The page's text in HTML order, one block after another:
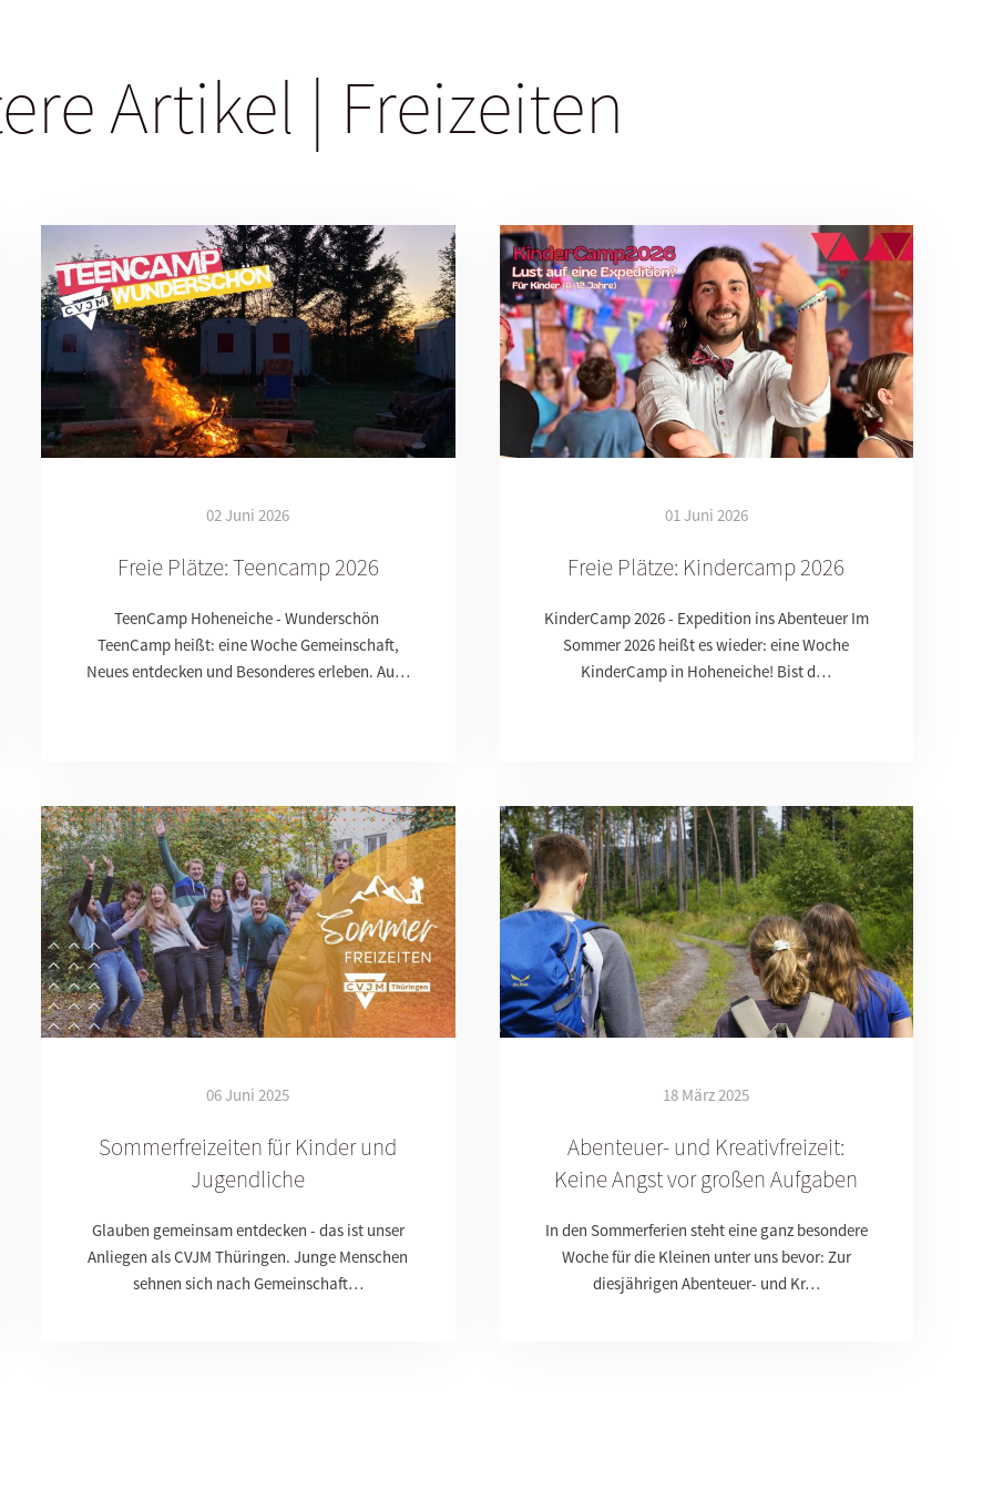
Artikel | Freizeiten
02 Juni 2026
Freie Plätze: Teencamp 2026
TeenCamp Hoheneiche - Wunderschön
TeenCamp heißt: eine Woche Gemeinschaft,
Neues entdecken und Besonderes erleben. Au…
01 Juni 2026
Freie Plätze: Kindercamp 2026
KinderCamp 2026 - Expedition ins Abenteuer Im
Sommer 2026 heißt es wieder: eine Woche
KinderCamp in Hoheneiche! Bist d…
06 Juni 2025
Sommerfreizeiten für Kinder und
Jugendliche
Glauben gemeinsam entdecken - das ist unser
Anliegen als CVJM Thüringen. Junge Menschen
sehnen sich nach Gemeinschaft…
18 März 2025
Abenteuer- und Kreativfreizeit:
Keine Angst vor großen Aufgaben
In den Sommerferien steht eine ganz besondere
Woche für die Kleinen unter uns bevor: Zur
diesjährigen Abenteuer- und Kr…